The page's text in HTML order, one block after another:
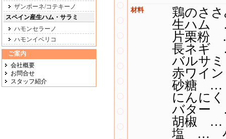
ザンポーネ/コテキーノ
スペイン産生ハム・サラミ
ハモンセラーノ
ハモンイベリコ
ご案内
会社概要
お問合せ
スタッフ紹介
材料
鶏のさ
生ハム
片栗粉
長ネギ
バルサ
赤ワイ
砂糖 …
にんに
バター
胡椒 …
塩 …